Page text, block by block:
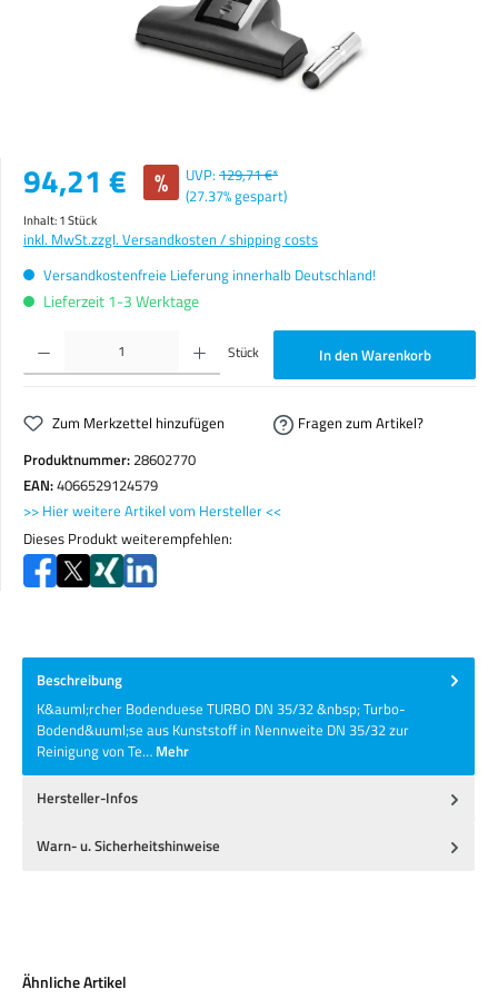
Verkaufspreis:
94,21 € % UVP: 129,71 €*
(27.37% gespart)
Inhalt:1 Stück
inkl. MwSt.zzgl. Versandkosten / shipping costs
Versandkostenfreie Lieferung innerhalb Deutschland!
Lieferzeit 1-3 Werktage
Produkt Anzahl: Gib den gewünschten Wert ein oder benutze die Schaltflächen um die Anzahl zu
Stück In den Warenkorb
Zum Merkzettel hinzufügen
Fragen zum Artikel?
Produktnummer:28602770
EAN:4066529124579
>> Hier weitere Artikel vom Hersteller <<
Dieses Produkt weiterempfehlen:
Beschreibung
K&auml;rcher Bodenduese TURBO DN 35/32 &nbsp; Turbo-
Bodend&uuml;se aus Kunststoff in Nennweite DN 35/32 zur
Reinigung von Te… Mehr
Hersteller-Infos
Warn- u. Sicherheitshinweise
Produktgalerie überspringen
Ähnliche Artikel